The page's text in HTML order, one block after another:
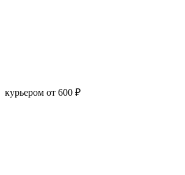
курьером от 600 ₽